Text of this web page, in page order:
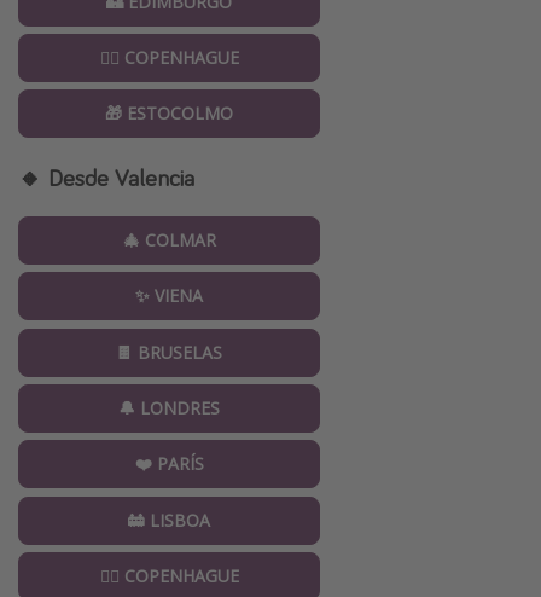
🧜‍♀️ COPENHAGUE
🎁 ESTOCOLMO
🔸 Desde Valencia
🎄 COLMAR
✨ VIENA
🍫 BRUSELAS
🔔 LONDRES
❤️ PARÍS
🚋 LISBOA
🧜‍♀️ COPENHAGUE